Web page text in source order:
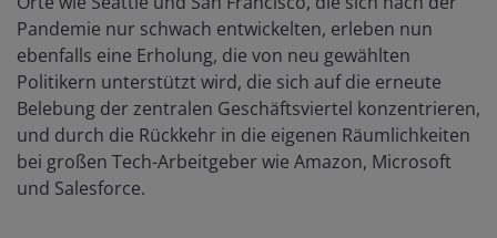
Pandemie nur schwach entwickelten, erleben nun
ebenfalls eine Erholung, die von neu gewählten
Politikern unterstützt wird, die sich auf die erneute
Belebung der zentralen Geschäftsviertel konzentrieren,
und durch die Rückkehr in die eigenen Räumlichkeiten
bei großen Tech-Arbeitgeber wie Amazon, Microsoft
und Salesforce.